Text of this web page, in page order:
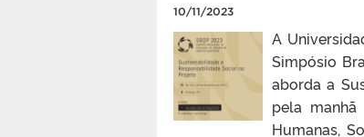
10/11/2023
A
Simpósio
aborda a
pela
Humanas,